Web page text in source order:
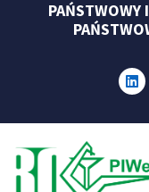
PAŃSTWOWY